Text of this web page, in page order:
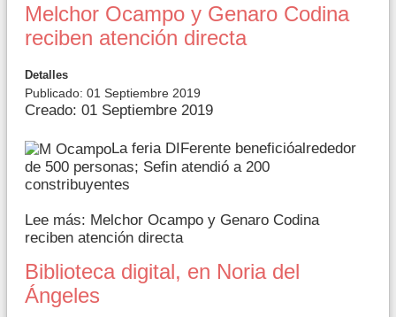
Melchor Ocampo y Genaro Codina
reciben atención directa
Detalles
Publicado: 01 Septiembre 2019
Creado: 01 Septiembre 2019
La feria DIFerente beneficióalrededor
de 500 personas; Sefin atendió a 200
constribuyentes
Lee más: Melchor Ocampo y Genaro Codina
reciben atención directa
Biblioteca digital, en Noria del
Ángeles